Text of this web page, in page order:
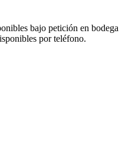
bajo petición en bodega
por teléfono.